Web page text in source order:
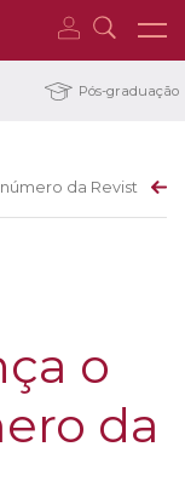
Pós-graduação
da Revista
o
da